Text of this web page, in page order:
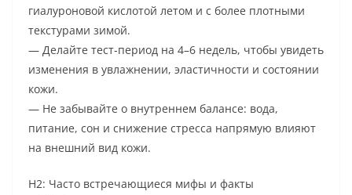
гиалуроновой кислотой летом и с более плотными
текстурами зимой.
— Делайте тест-период на 4–6 недель, чтобы увидеть
изменения в увлажнении, эластичности и состоянии
кожи.
— Не забывайте о внутреннем балансе: вода,
питание, сон и снижение стресса напрямую влияют
на внешний вид кожи.
H2: Часто встречающиеся мифы и факты